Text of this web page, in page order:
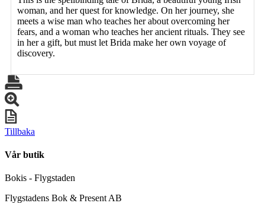
woman, and her quest for knowledge. On her journey, she
meets a wise man who teaches her about overcoming her
fears, and a woman who teaches her ancient rituals. They see
in her a gift, but must let Brida make her own voyage of
discovery.
Tillbaka
Vår butik
Bokis - Flygstaden
Flygstadens Bok & Present AB